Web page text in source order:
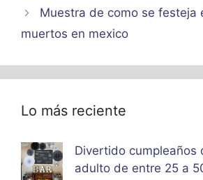
Muestra de como se festeja
muertos en mexico
Lo más reciente
Divertido cumpleaños
adulto de entre 25 a